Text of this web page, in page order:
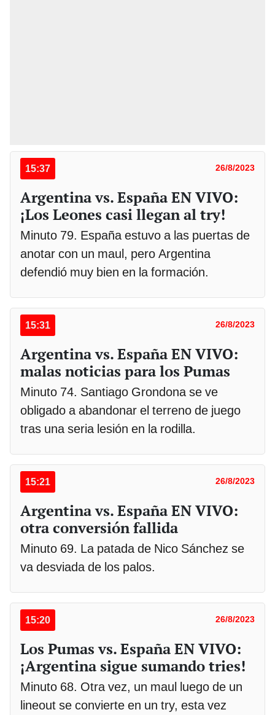
15:37 26/8/2023
Argentina vs. España EN VIVO:
¡Los Leones casi llegan al try!
Minuto 79. España estuvo a las puertas de
anotar con un maul, pero Argentina
defendió muy bien en la formación.
15:31 26/8/2023
Argentina vs. España EN VIVO:
malas noticias para los Pumas
Minuto 74. Santiago Grondona se ve
obligado a abandonar el terreno de juego
tras una seria lesión en la rodilla.
15:21 26/8/2023
Argentina vs. España EN VIVO:
otra conversión fallida
Minuto 69. La patada de Nico Sánchez se
va desviada de los palos.
15:20 26/8/2023
Los Pumas vs. España EN VIVO:
¡Argentina sigue sumando tries!
Minuto 68. Otra vez, un maul luego de un
lineout se convierte en un try, esta vez